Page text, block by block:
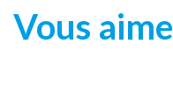
Vous